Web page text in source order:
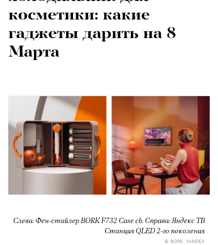
косметики: какие
гаджеты дарить на 8
Марта
Слева: Фен-стайлер BORK F732 Case ch. Справа: Яндекс ТВ
Станция QLED 2-го поколения
© BORK, YANDEX